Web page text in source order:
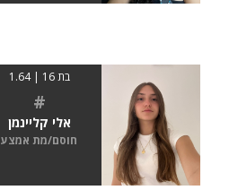
בת 16 | 1.64
#
אלי קליינמן
חוסם/מת אמצע